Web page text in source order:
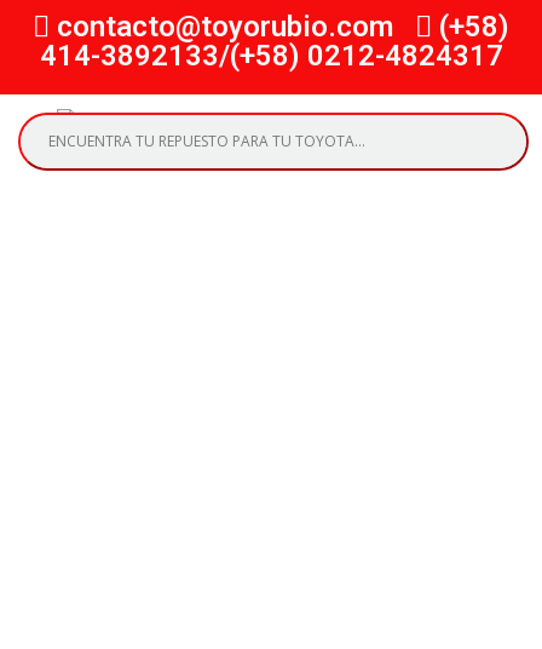
contacto@toyorubio.com
(+58)
414-3892133/(+58) 0212-4824317